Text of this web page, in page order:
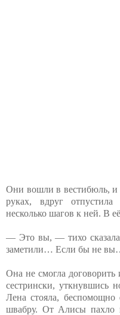
Они вошли в вестибюль, и
руках, вдруг
несколько шагов к ней. В
— Это вы, — тихо
заметили… Если бы не
Она не смогла
сестрински, уткнувшись
Лена стояла, беспомощно
швабру. От Алисы пахло